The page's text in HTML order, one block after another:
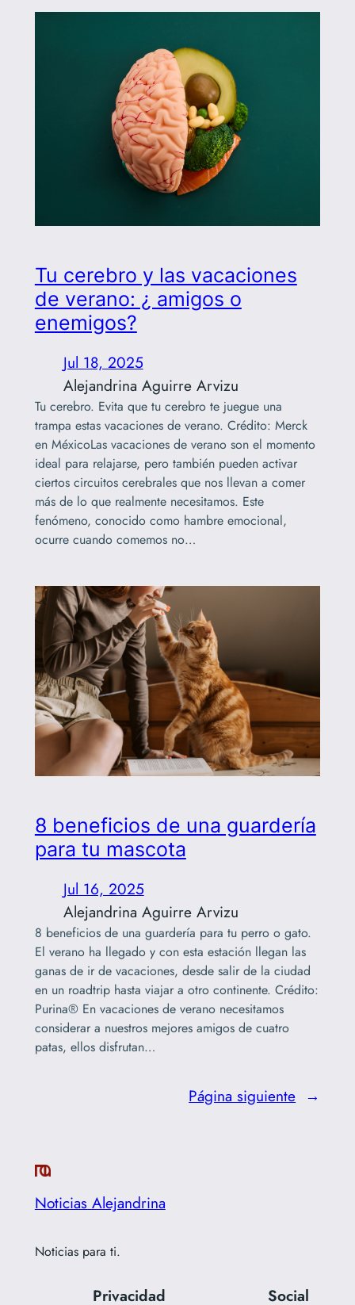
Tu cerebro y las vacaciones
de verano: ¿ amigos o
enemigos?
Jul 18, 2025
Alejandrina Aguirre Arvizu
Tu cerebro. Evita que tu cerebro te juegue una
trampa estas vacaciones de verano. Crédito: Merck
en MéxicoLas vacaciones de verano son el momento
ideal para relajarse, pero también pueden activar
ciertos circuitos cerebrales que nos llevan a comer
más de lo que realmente necesitamos. Este
fenómeno, conocido como hambre emocional,
ocurre cuando comemos no…
8 beneficios de una guardería
para tu mascota
Jul 16, 2025
Alejandrina Aguirre Arvizu
8 beneficios de una guardería para tu perro o gato.
El verano ha llegado y con esta estación llegan las
ganas de ir de vacaciones, desde salir de la ciudad
en un roadtrip hasta viajar a otro continente. Crédito:
Purina® En vacaciones de verano necesitamos
considerar a nuestros mejores amigos de cuatro
patas, ellos disfrutan…
Página siguiente →
Noticias Alejandrina
Noticias para ti.
Privacidad Social